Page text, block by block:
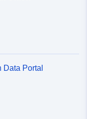
Data Portal